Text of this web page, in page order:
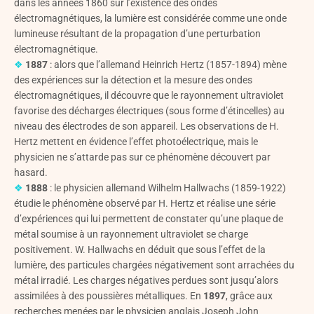
dans les années 1860 sur l’existence des ondes
électromagnétiques, la lumière est considérée comme une onde
lumineuse résultant de la propagation d’une perturbation
électromagnétique.
❖ 1887 : alors que l’allemand Heinrich Hertz (1857-1894) mène
des expériences sur la détection et la mesure des ondes
électromagnétiques, il découvre que le rayonnement ultraviolet
favorise des décharges électriques (sous forme d’étincelles) au
niveau des électrodes de son appareil. Les observations de H.
Hertz mettent en évidence l’effet photoélectrique, mais le
physicien ne s’attarde pas sur ce phénomène découvert par
hasard.
❖ 1888 : le physicien allemand Wilhelm Hallwachs (1859-1922)
étudie le phénomène observé par H. Hertz et réalise une série
d’expériences qui lui permettent de constater qu’une plaque de
métal soumise à un rayonnement ultraviolet se charge
positivement. W. Hallwachs en déduit que sous l’effet de la
lumière, des particules chargées négativement sont arrachées du
métal irradié. Les charges négatives perdues sont jusqu’alors
assimilées à des poussières métalliques. En 1897, grâce aux
recherches menées par le physicien anglais Joseph John